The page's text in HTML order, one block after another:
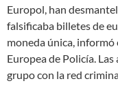
Europol, han
falsificaba billetes de
moneda única,
Europea de Policía.
grupo con la red